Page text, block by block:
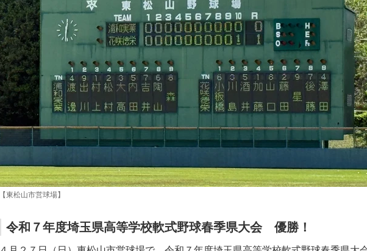
【東松山市営球場】
令和７年度埼玉県高等学校軟式野球春季県大会 優勝！